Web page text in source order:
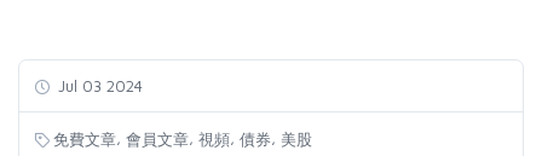
Jul 03 2024
免費文章, 會員文章, 視頻, 債券, 美股